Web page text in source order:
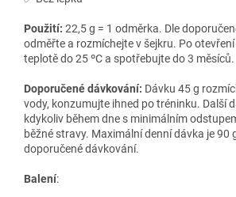
Použití: 22,5 g = 1 odměrka. Dle
odměřte a rozmíchejte v šejkru. Po
teplotě do 25 ºC a spotřebujte do 3 měsíců.
Doporučené dávkování: Dávku 45 g
vody, konzumujte ihned po tréninku. Další
kdykoliv během dne s minimálním
běžné stravy. Maximální denní dávka je 90
doporučené dávkování.
Balení: